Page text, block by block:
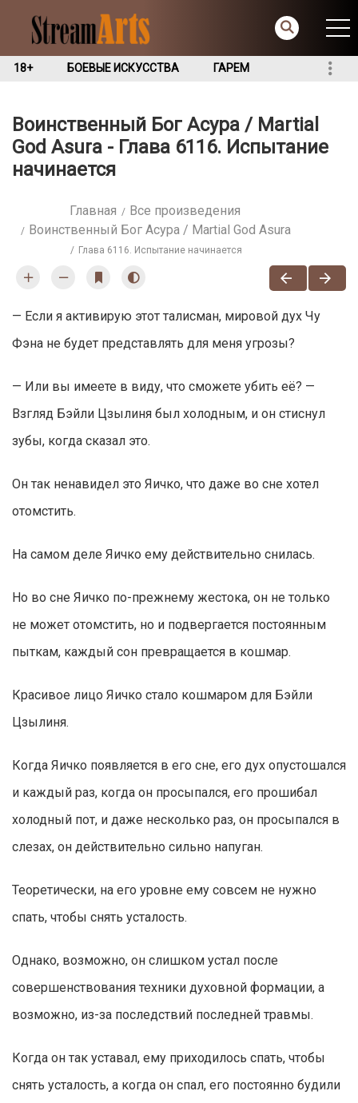
18+ БОЕВЫЕ ИСКУССТВА ГАРЕМ
Воинственный Бог Асура / Martial
God Asura - Глава 6116. Испытание
начинается
Главная
Все произведения
Воинственный Бог Асура / Martial God Asura
Глава 6116. Испытание начинается
— Если я активирую этот талисман, мировой дух Чу
Фэна не будет представлять для меня угрозы?
— Или вы имеете в виду, что сможете убить её? —
Взгляд Бэйли Цзылиня был холодным, и он стиснул
зубы, когда сказал это.
Он так ненавидел это Яичко, что даже во сне хотел
отомстить.
На самом деле Яичко ему действительно снилась.
Но во сне Яичко по-прежнему жестока, он не только
не может отомстить, но и подвергается постоянным
пыткам, каждый сон превращается в кошмар.
Красивое лицо Яичко стало кошмаром для Бэйли
Цзылиня.
Когда Яичко появляется в его сне, его дух опустошался
и каждый раз, когда он просыпался, его прошибал
холодный пот, и даже несколько раз, он просыпался в
слезах, он действительно сильно напуган.
Теоретически, на его уровне ему совсем не нужно
спать, чтобы снять усталость.
Однако, возможно, он слишком устал после
совершенствования техники духовной формации, а
возможно, из-за последствий последней травмы.
Когда он так уставал, ему приходилось спать, чтобы
снять усталость, а когда он спал, его постоянно будили